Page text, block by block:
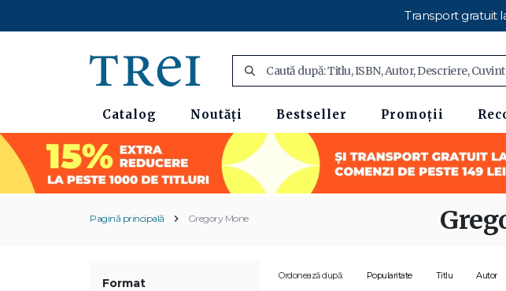
Transport gratuit
Catalog Noutăți Bestseller Promoții
Pagină principală Gregory Mone
Format
Ordonează după: Popularitate Titlu Autor